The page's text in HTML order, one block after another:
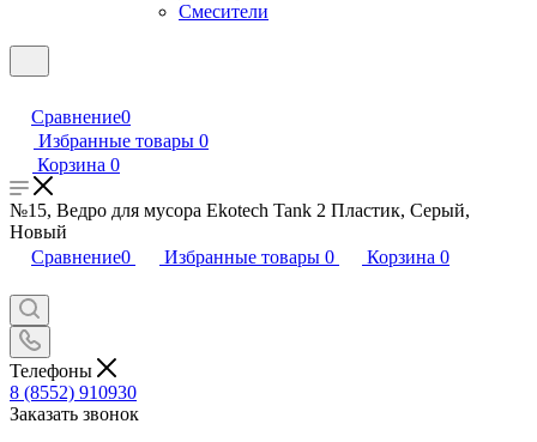
Смесители
Сравнение0
Избранные товары 0
Корзина 0
№15, Ведро для мусора Ekotech Tank 2 Пластик, Серый,
Новый
Сравнение0 Избранные товары 0 Корзина 0
Телефоны
8 (8552) 910930
Заказать звонок